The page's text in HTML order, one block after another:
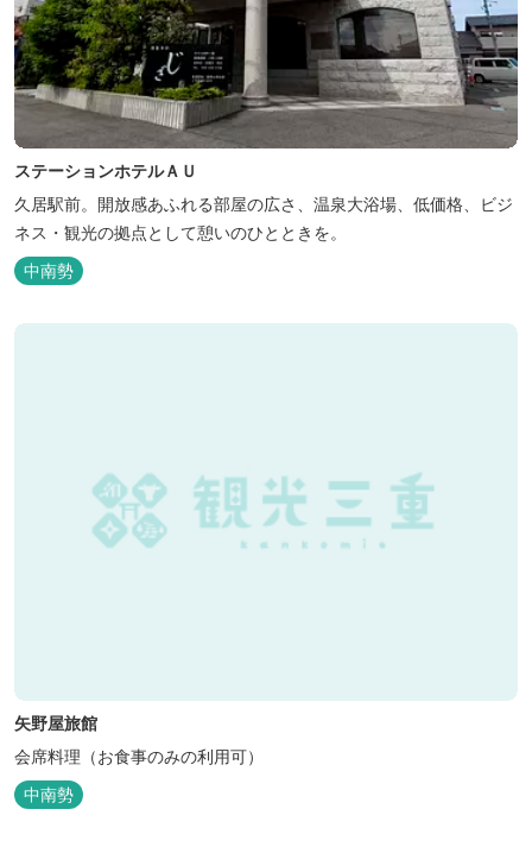
ステーションホテルＡＵ
久居駅前。開放感あふれる部屋の広さ、温泉大浴場、低価格、ビジ
ネス・観光の拠点として憩いのひとときを。
中南勢
矢野屋旅館
会席料理（お食事のみの利用可）
中南勢